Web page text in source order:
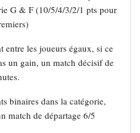
G & F (10/5/4/3/2/1 pts pour
entre les joueurs égaux, si ce
un gain, un match décisif de
binaires dans la catégorie,
match de départage 6/5